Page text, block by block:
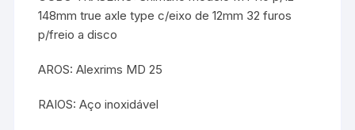
148mm true axle type c/eixo de 12mm 32 furos
p/freio a disco
AROS: Alexrims MD 25
RAIOS: Aço inoxidável